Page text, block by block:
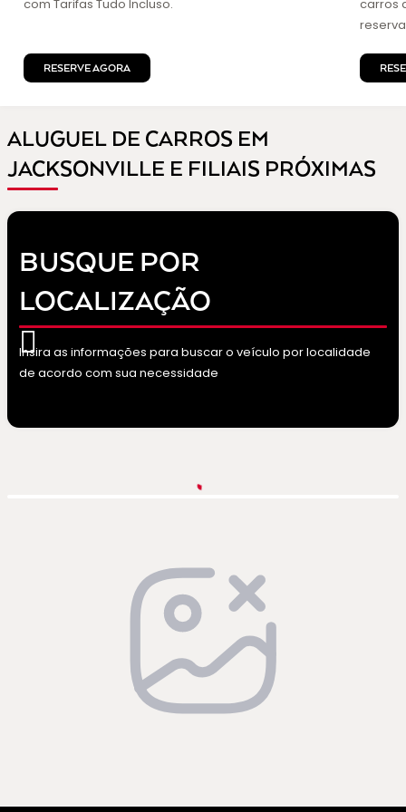
com Tarifas Tudo Incluso.
RESERVE AGORA
carros
ALUGUEL DE CARROS EM
JACKSONVILLE E FILIAIS PRÓXIMAS
BUSQUE POR
LOCALIZAÇÃO
Insira as informações para buscar o veículo por localidade
de acordo com sua necessidade